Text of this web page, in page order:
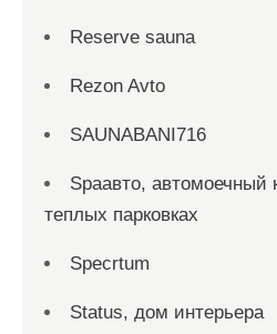
Reserve sauna
Rezon Avto
SAUNABANI716
Spaавто, автомоечный
теплых парковках
Specrtum
Status, дом интерьера